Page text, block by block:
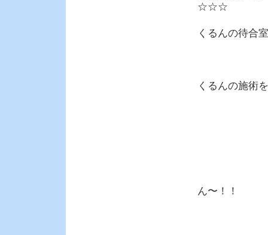
☆☆☆
くるんの待合
くるんの施術
ん〜！！